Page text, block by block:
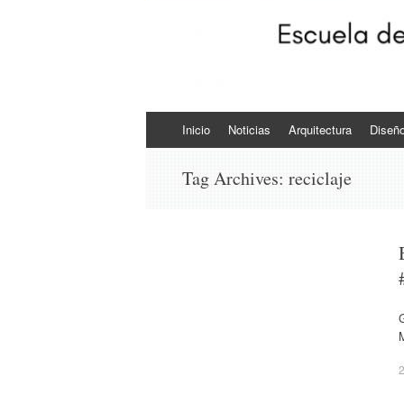
Skip to content
Inicio Noticias Arquitectura
Tag Archives: reciclaje